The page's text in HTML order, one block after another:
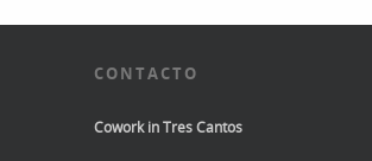
CONTACTO
Cowork in Tres Cantos